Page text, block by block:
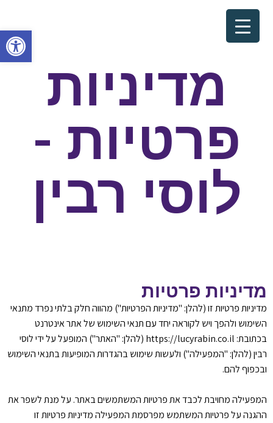
פתח
מדיניות
פרטיות -
לוסי רבין
מדיניות פרטיות
מדיניות פרטיות זו (להלן: "מדיניות הפרטיות") מהווה חלק בלתי נפרד מתנאי
השימוש ולהפך ויש לקוראה יחד עם תנאי השימוש של אתר אינטרנט
בכתובת: https://lucyrabin.co.il (להלן: "האתר") המופעל על ידי לוסי
רבין (להלן: "המפעילה") ולעשות שימוש בהגדרות המופיעות בתנאי השימוש
ובכפוף להם.
המפעילה מחויבת לכבד את פרטיות המשתמשים באתר. על מנת לשפר את
ההגנה על פרטיות המשתמש מפרסמת המפעילה מדיניות פרטיות זו